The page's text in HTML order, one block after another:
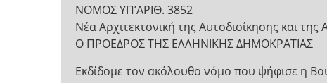
NOMOΣ ΥΠ’ΑΡΙΘ. 3852
Νέα Αρχιτεκτονική της Αυτοδιοίκησης και
Ο ΠΡΟΕΔΡΟΣ ΤΗΣ ΕΛΛΗΝΙΚΗΣ ΔΗΜΟΚΡΑΤΙΑΣ
Εκδίδομε τον ακόλουθο νόμο που ψήφισε η